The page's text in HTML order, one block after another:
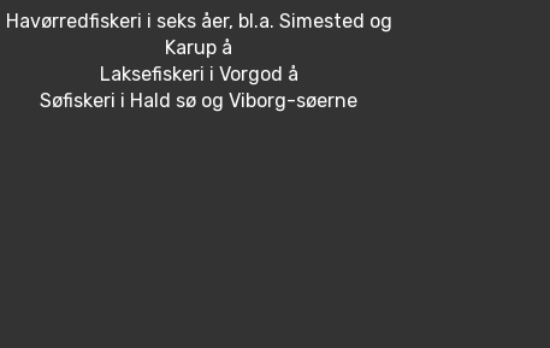
Havørredfiskeri i seks åer, bl.a. Simested og
Karup å
Laksefiskeri i Vorgod å
Søfiskeri i Hald sø og Viborg-søerne